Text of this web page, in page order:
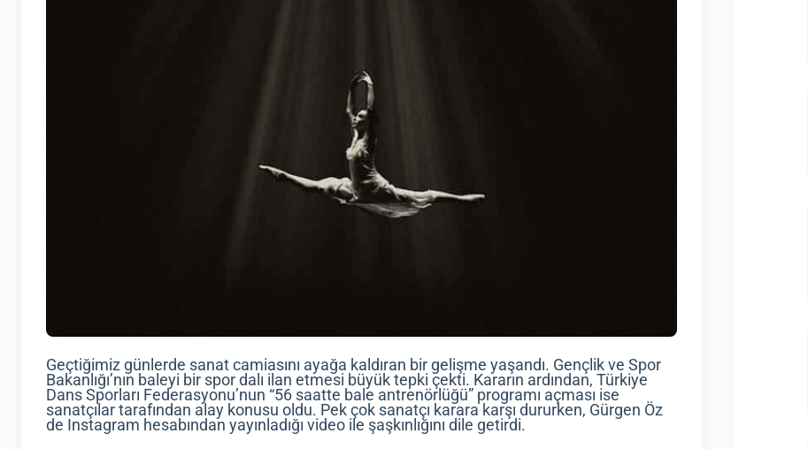
Geçtiğimiz günlerde sanat camiasını ayağa kaldıran bir gelişme yaşandı. Gençlik ve Spor
Bakanlığı’nın baleyi bir spor dalı ilan etmesi büyük tepki çekti. Kararın ardından, Türkiye
Dans Sporları Federasyonu’nun “56 saatte bale antrenörlüğü” programı açması ise
sanatçılar tarafından alay konusu oldu. Pek çok sanatçı karara karşı dururken, Gürgen Öz
de Instagram hesabından yayınladığı video ile şaşkınlığını dile getirdi.